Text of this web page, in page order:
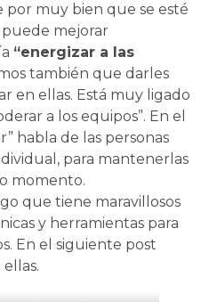
por muy bien que se esté
puede mejorar
“energizar a las
también que darles
en ellas. Está muy ligado
a los equipos”. En el
habla de las personas
para mantenerlas
momento.
que tiene maravillosos
y herramientas para
En el siguiente post